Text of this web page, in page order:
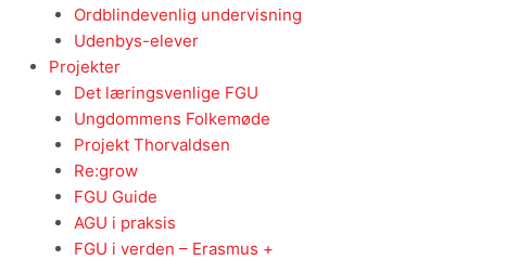
Ordblindevenlig undervisning
Udenbys-elever
Projekter
Det læringsvenlige FGU
Ungdommens Folkemøde
Projekt Thorvaldsen
Re:grow
FGU Guide
AGU i praksis
FGU i verden – Erasmus +